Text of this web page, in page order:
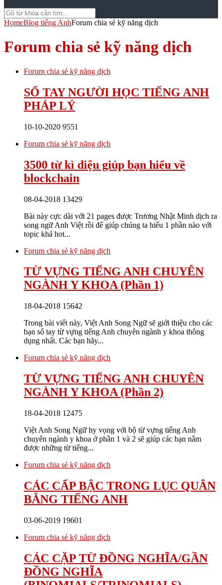
HomeBlog tiếng AnhForum chia sẻ kỹ năng dịch
Forum chia sẻ kỹ năng dịch
Forum chia sẻ kỹ năng dịch
SỔ TAY NGƯỜI HỌC TIẾNG ANH
PHÁP LÝ
10-10-2020 9551
Forum chia sẻ kỹ năng dịch
3500 từ kì diệu giúp bạn hiểu về
blockchain
08-04-2018 13429
Bài này cực dài với 21 pages được Trương Nhật Minh dịch ra
song ngữ Anh Việt rồi để giúp chúng ta hiểu 1 phần nào với
topic khá hot...
Forum chia sẻ kỹ năng dịch
TỪ VỰNG TIẾNG ANH CHUYÊN
NGÀNH Y KHOA (Phần 1)
18-04-2018 15642
Trong bài viết này, Việt Anh Song Ngữ sẽ giới thiệu cho các
bạn sổ tay từ vựng tiếng Anh chuyên ngành y khoa thông
dụng nhất. Các bạn hãy...
Forum chia sẻ kỹ năng dịch
TỪ VỰNG TIẾNG ANH CHUYÊN
NGÀNH Y KHOA (Phần 2)
18-04-2018 12475
Việt Anh Song Ngữ hy vọng với bộ từ vựng tiếng Anh
chuyên ngành y khoa ở phần 1 và 2 sẽ giúp các bạn nắm
được những từ tiếng...
Forum chia sẻ kỹ năng dịch
CÁC CẤP BẬC TRONG LỤC QUÂN
BẰNG TIẾNG ANH
03-06-2019 19601
Forum chia sẻ kỹ năng dịch
CÁC CẶP TỪ ĐỒNG NGHĨA/GẦN
ĐỒNG NGHĨA